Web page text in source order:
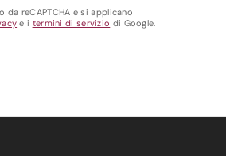
reCAPTCHA e si applicano
e i termini di servizio di Google.